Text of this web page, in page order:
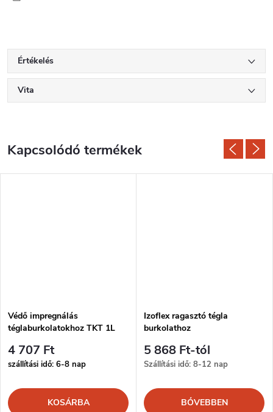
Értékelés
Vita
Kapcsolódó termékek
Védő impregnálás
téglaburkolatokhoz TKT 1L
4 707 Ft
szállítási idő: 6-8 nap
KOSÁRBA
Izoflex ragasztó tégla
burkolathoz
5 868 Ft-tól
Szállítási idő: 8-12 nap
BŐVEBBEN